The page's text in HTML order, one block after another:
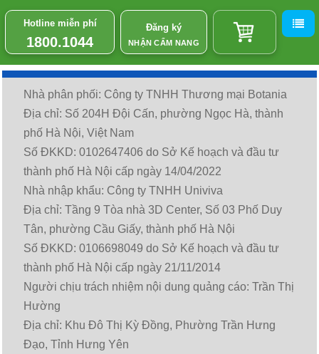
Hotline miễn phí
1800.1044
Đăng ký
NHẬN CẨM NANG
Nhà phân phối: Công ty TNHH Thương mại Botania
Địa chỉ: Số 204H Đội Cấn, phường Ngọc Hà, thành
phố Hà Nội, Việt Nam
Số ĐKKD: 0102647406 do Sở Kế hoạch và đầu tư
thành phố Hà Nội cấp ngày 14/04/2022
Nhà nhập khẩu: Công ty TNHH Univiva
Địa chỉ: Tầng 9 Tòa nhà 3D Center, Số 03 Phố Duy
Tân, phường Cầu Giấy, thành phố Hà Nội
Số ĐKKD: 0106698049 do Sở Kế hoạch và đầu tư
thành phố Hà Nội cấp ngày 21/11/2014
Người chịu trách nhiệm nội dung quảng cáo: Trần Thị
Hường
Địa chỉ: Khu Đô Thị Kỳ Đồng, Phường Trần Hưng
Đạo, Tỉnh Hưng Yên